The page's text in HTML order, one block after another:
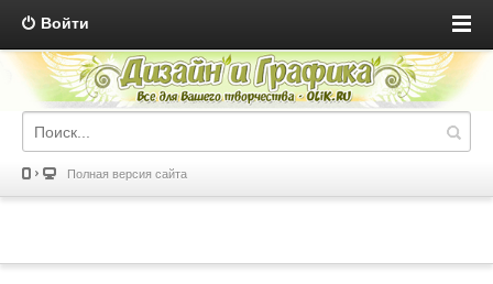
Войти
Полная версия сайта